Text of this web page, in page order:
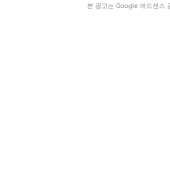
본 광고는 Google 애드센스